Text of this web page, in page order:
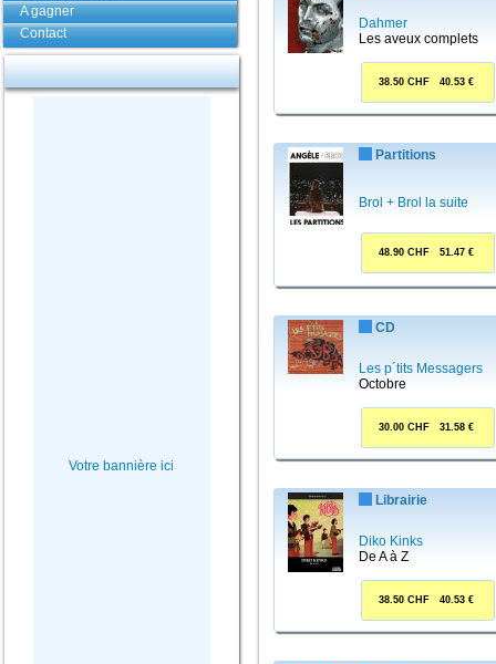
A gagner
Contact
Votre bannière ici
Dahmer
Les aveux complets
38.50 CHF 40.53 €
Partitions
Brol + Brol la suite
48.90 CHF 51.47 €
CD
Les p´tits Messagers
Octobre
30.00 CHF 31.58 €
Librairie
Diko Kinks
De A à Z
38.50 CHF 40.53 €